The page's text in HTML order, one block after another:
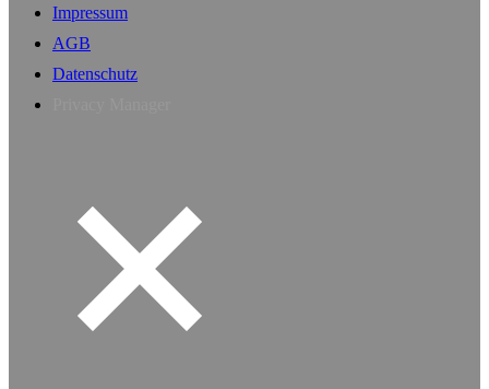
Impressum
AGB
Datenschutz